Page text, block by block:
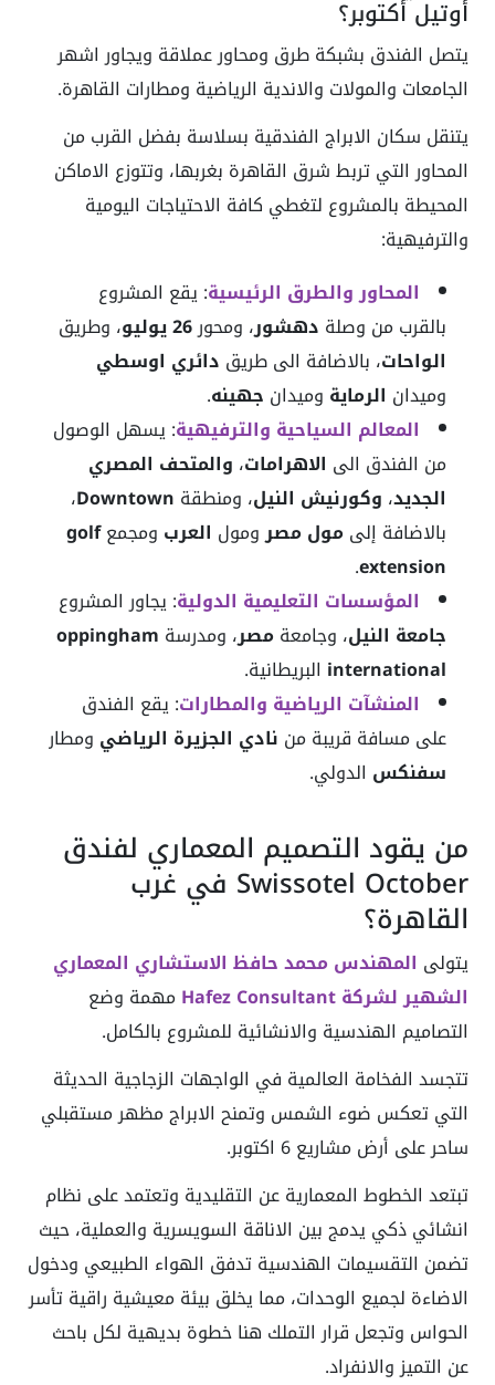
أوتيل أكتوبر؟
يتصل الفندق بشبكة طرق ومحاور عملاقة ويجاور اشهر
الجامعات والمولات والاندية الرياضية ومطارات القاهرة.
يتنقل سكان الابراج الفندقية بسلاسة بفضل القرب من
المحاور التي تربط شرق القاهرة بغربها، وتتوزع الاماكن
المحيطة بالمشروع لتغطي كافة الاحتياجات اليومية
والترفيهية:
المحاور والطرق الرئيسية: يقع المشروع
بالقرب من وصلة دهشور، ومحور26 يوليو
، وطريق
الواحات، بالاضافة الى طريق دائري اوسطي
وميدان الرماية وميدان جهينه.
المعالم السياحية والترفيهية: يسهل الوصول
من الفندق الى الاهرامات، والمتحف المصري
الجديد، وكورنيش النيل، ومنطقة Downtown،
بالاضافة إلىمول مصرومول العرب ومجمعgolf
extension
.
المؤسسات التعليمية الدولية: يجاور المشروع
جامعة النيل، وجامعةمصر، ومدرسة oppingham
international البريطانية.
المنشآت الرياضية والمطارات: يقع الفندق
على مسافة قريبة من نادي الجزيرة الرياضي ومطار
سفنكس الدولي.
من يقود التصميم المعماري لفندق
Swissotel October في غرب
القاهرة؟
يتولى المهندس محمد حافظ الاستشاري المعماري
الشهير لشركة Hafez Consultant
مهمة وضع
التصاميم الهندسية والانشائية للمشروع بالكامل.
تتجسد الفخامة العالمية في الواجهات الزجاجية الحديثة
التي تعكس ضوء الشمس وتمنح الابراج مظهر مستقبلي
ساحر على أرض مشاريع 6 اكتوبر.
تبتعد الخطوط المعمارية عن التقليدية وتعتمد على نظام
انشائي ذكي يدمج بين الاناقة السويسرية والعملية، حيث
تضمن التقسيمات الهندسية تدفق الهواء الطبيعي ودخول
الاضاءة لجميع الوحدات، مما يخلق بيئة معيشية راقية تأسر
الحواس وتجعل قرار التملك هنا خطوة بديهية لكل باحث
عن التميز والانفراد.